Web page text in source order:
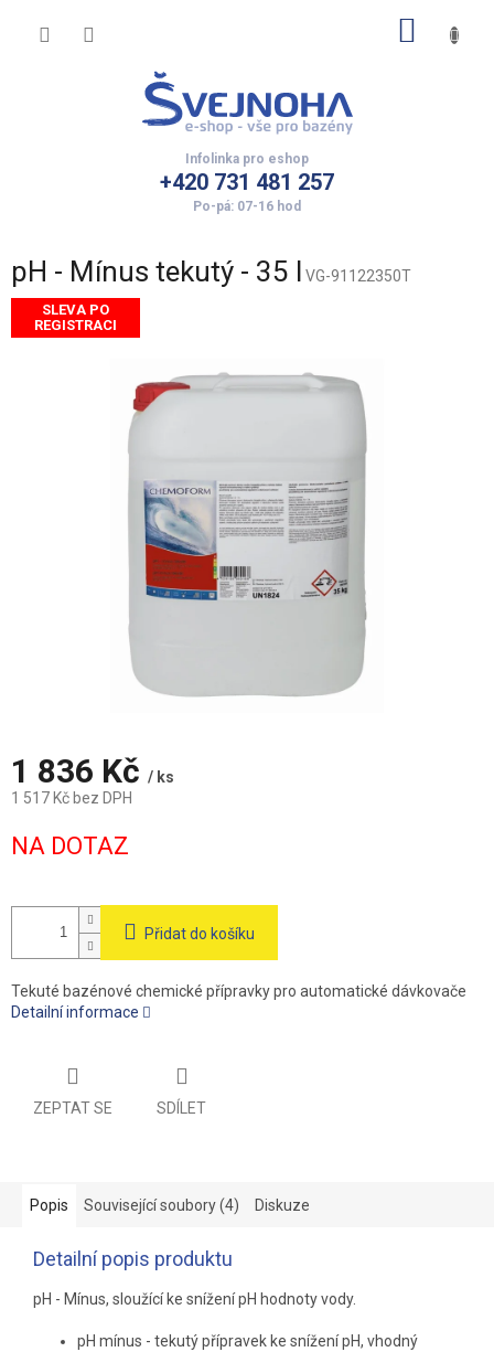
+420 731 481 257
pH - Mínus tekutý - 35 l VG-91122350T
SLEVA PO
REGISTRACI
1 836 Kč / ks
1 517 Kč bez DPH
cena:
NA DOTAZ
Přidat do košíku
Tekuté bazénové chemické přípravky pro automatické dávkovače
Detailní informace
ZEPTAT SE SDÍLET
Popis Související soubory (4) Diskuze
Detailní popis produktu
pH - Mínus, sloužící ke snížení pH hodnoty vody.
pH mínus - tekutý přípravek ke snížení pH, vhodný